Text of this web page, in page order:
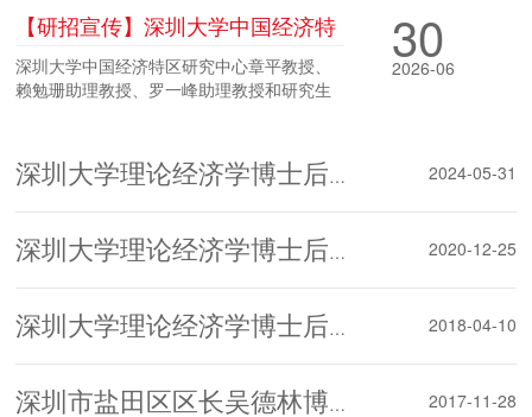
【研招宣传】深圳大学中国经济特
区研究中心赴黑龙江大学、东北林
业大学、哈尔滨工程大学开展研究
生招生宣讲
深圳大学中国经济特区研究中心章平教授、
赖勉珊助理教授、罗一峰助理教授和研究生
学三所黑龙江省内高校，开展研究生招生宣
讲与学术交流活动。
30
2026-06
深圳大学理论经济学博士后流动站首个校友企业博士后合作研究基地正式成立 2024-05-31
深圳大学理论经济学博士后流动站 在2020年博士后工作综合评估中评为“优秀”的喜报 2020-12-25
深圳大学理论经济学博士后流动站举行两位博士后开题考核报告会 2018-04-10
深圳市盐田区区长吴德林博士受聘深圳大学理论经济学博士后合作导师 2017-11-28